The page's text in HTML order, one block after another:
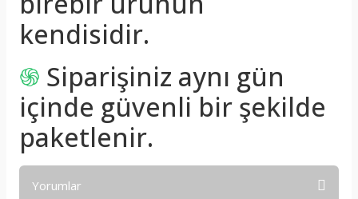
kendisidir.
֍ Siparişiniz aynı gün
içinde güvenli bir şekilde
paketlenir.
Yorumlar